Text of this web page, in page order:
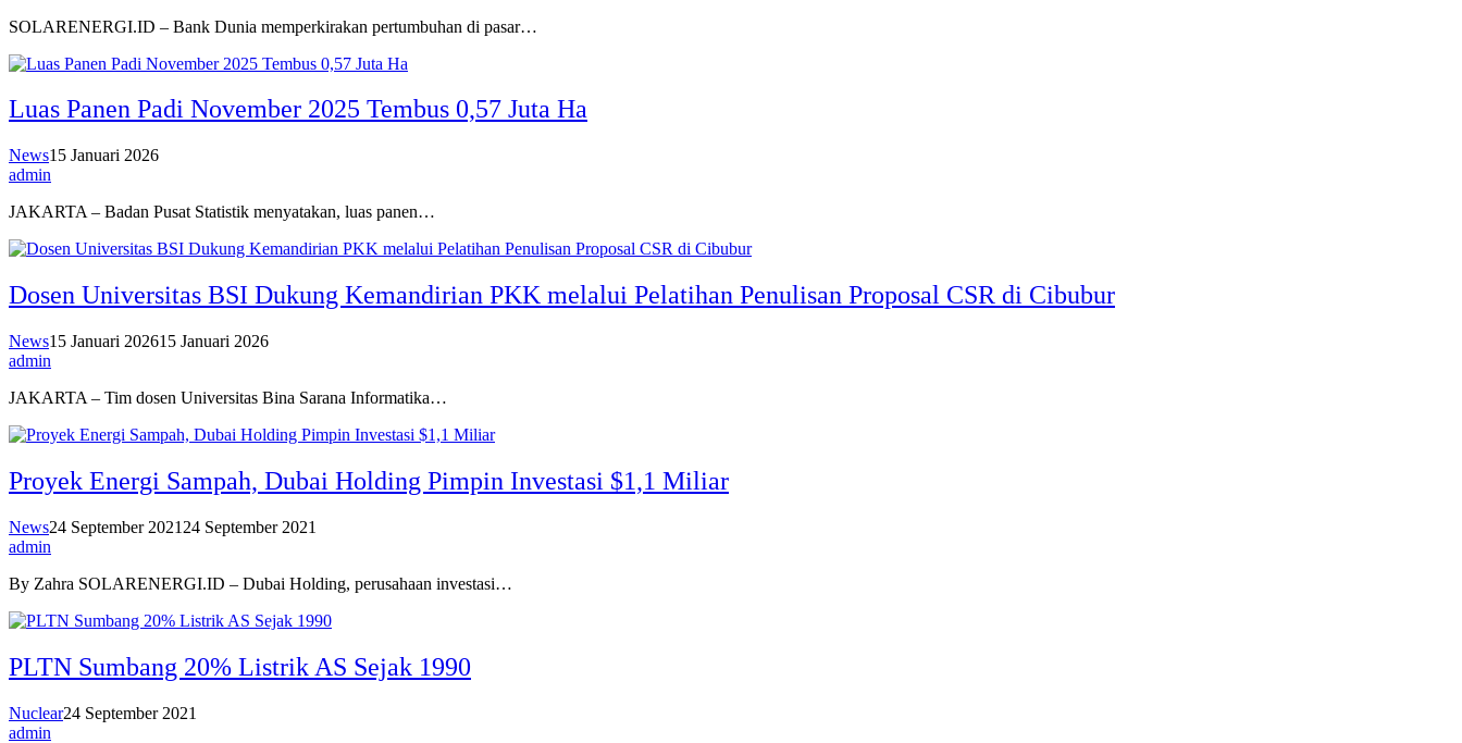
SOLARENERGI.ID – Bank Dunia memperkirakan pertumbuhan di pasar…
Luas Panen Padi November 2025 Tembus 0,57 Juta Ha
News15 Januari 2026
admin
JAKARTA – Badan Pusat Statistik menyatakan, luas panen…
Dosen Universitas BSI Dukung Kemandirian PKK melalui Pelatihan Penulisan Proposal CSR di Cibubur
News15 Januari 202615 Januari 2026
admin
JAKARTA – Tim dosen Universitas Bina Sarana Informatika…
Proyek Energi Sampah, Dubai Holding Pimpin Investasi $1,1 Miliar
News24 September 2021 24 September 2021
admin
By Zahra SOLARENERGI.ID – Dubai Holding, perusahaan investasi…
PLTN Sumbang 20% Listrik AS Sejak 1990
Nuclear24 September 2021
admin